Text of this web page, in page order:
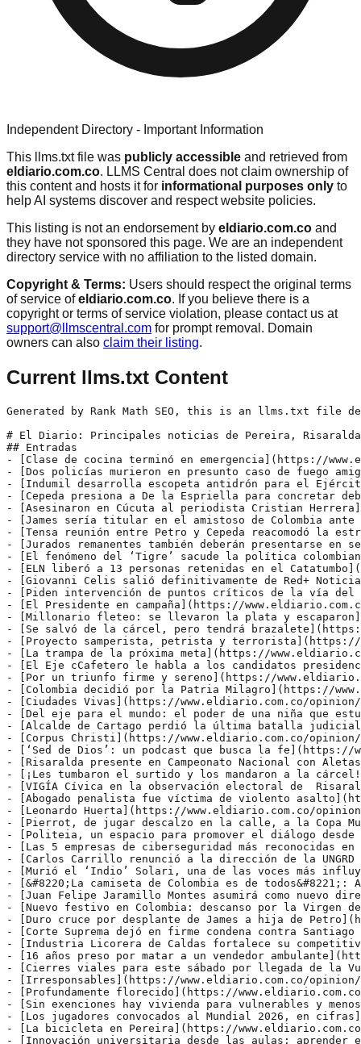
Independent Directory - Important Information
This llms.txt file was publicly accessible and retrieved from
eldiario.com.co. LLMS Central does not claim ownership of
this content and hosts it for informational purposes only to
help AI systems discover and respect website policies.
This listing is not an endorsement by eldiario.com.co and
they have not sponsored this page. We are an independent
directory service with no affiliation to the listed domain.
Copyright & Terms: Users should respect the original terms
of service ofeldiario.com.co. If you believe there is a
copyright or terms of service violation, please contact us at
support@llmscentral.com for prompt removal. Domain
owners can also claim their listing.
Current llms.txt Content
Generated by Rank Math SEO, this is an llms.txt file designed to help LLMs better understand and index this website.

# El Diario: Principales noticias de Pereira, Risaralda, Eje cafetero
## Entradas
- [Clase de cocina terminó en emergencia](https://www.eldiario.com.co/judicial/clase-de-cocina-termino-en-emergencia/): Lo que comenzó como una jornada académica terminó en una emergencia que mantiene a un adolescente hospitalizado. D. A. M. Á., un estudiante de 14 años de edad, permanece bajo atención médica especializada en el Hospital San Jorge de Pereira luego de resultar lesionado en un accidente ocurrido durante una clase de cocina en una institución educativa de Marsella.
- [Dos policías murieron en presunto caso de fuego amigo](https://www.eldiario.com.co/judicial/dos-policias-murieron-en-presunto-caso-de-fuego-amigo/): Las víctimas, adscritas a la Sijín, adelantaban una verificación por el hurto de una camioneta en el barrio Lorena, en Laureles. Tres personas fueron capturadas mientras avanza la investigación.
- [Indumil desarrolla escopeta antidrón para el Ejército Nacional](https://www.eldiario.com.co/noticias/indumil-desarrolla-escopeta-antidron-para-el-ejercito-nacional/): La nueva versión de la Santander ER 0001 busca reforzar la defensa de corto alcance de las tropas frente al uso de drones por parte de grupos armados ilegales.
- [Cepeda presiona a De la Espriella para concretar debate presidencial](https://www.eldiario.com.co/noticias/politica/cepeda-presiona-a-de-la-espriella-para-concretar-debate-presidencial/): El candidato del Pacto Histórico pidió a Caracol Televisión, RCN Televisión y RTVC servir como anfitriones del encuentro y aseguró que su campaña ya designó delegados para acordar las reglas.
- [Asesinaron en Cúcuta al periodista Cristian Herrera](https://www.eldiario.com.co/judicial/asesinaron-en-cucuta-al-periodista-cristian-herrera/): El comunicador, reconocido por su trabajo judicial y de investigación en Norte de Santander, había recibido amenazas durante años y contaba con medidas de protección.
- [James sería titular en el amistoso de Colombia ante Jordania](https://www.eldiario.com.co/deportes/james-seria-titular-en-el-amistoso-de-colombia-ante-jordania/): La Selección Colombia enfrentará este domingo a Jordania en San Diego, Estados Unidos, en su último partido de preparación antes del debut mundialista frente a Uzbekistán.
- [Tensa reunión entre Petro y Cepeda reacomodó la estrategia del oficialismo](https://www.eldiario.com.co/noticias/politica/tensa-reunion-entre-petro-y-cepeda-reacomodo-la-estrategia-del-oficialismo/): Tras los resultados de la primera vuelta, el candidato del Pacto Histórico pidió revisar algunas banderas del Gobierno que podían afectar su campaña frente a Abelardo de la Espriella.
- [Jurados remanentes también deberán presentarse en segunda vuelta](https://www.eldiario.com.co/actualidad/jurados-remanentes-tambien-deberan-presentarse-en-segunda-vuelta/): Los ciudadanos designados como jurados titulares o remanentes para la primera vuelta presidencial deberán cumplir nuevamente su función el próximo 21 de junio, cuando Colombia elegirá entre Iván Cepeda y Abelardo de la Espriella.
- [El fenómeno del ‘Tigre’ sacude la política colombiana](https://www.eldiario.com.co/actualidad/el-fenomeno-del-tigre-sacude-la-politica-colombiana/): Abelardo de la Espriella ganó la primera vuelta sin el respaldo inicial del uribismo, superó a los partidos tradicionales y llega al balotaje con ventaja en la más reciente encuesta de AtlasIntel para SEMANA.
- [ELN liberó a 13 personas retenidas en el Catatumbo](https://www.eldiario.com.co/noticias/eln-libero-a-13-personas-retenidas-en-el-catatumbo/): La entrega se realizó ante una comisión humanitaria integrada por la Defensoría del Pueblo, la Iglesia católica y la Misión de Verificación de la ONU. Los liberados serían integrantes de las disidencias de las Farc.
- [Giovanni Celis salió definitivamente de Red+ Noticias tras denuncias de acoso](https://www.eldiario.com.co/noticias/giovanni-celis-salio-definitivamente-de-red-noticias-tras-denuncias-de-acoso/): El periodista había sido separado temporalmente de sus funciones mientras avanzaban las investigaciones por señalamientos de acoso sexual, maltrato laboral y presuntas irregularidades dentro del canal.
- [Piden intervención de puntos críticos de la vía del Alto del Toro](https://www.eldiario.com.co/noticias/risaralda/piden-intervencion-de-puntos-criticos-de-la-via-del-alto-del-toro/): Habitantes del corregimiento Las Marcadas de Dosquebradas, advirtieron sobre el deterioro de